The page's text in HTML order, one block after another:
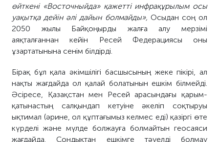
өйткені «Восточныйда» қажетті инфрақұрылым осы
уақытқа дейін әлі дайын болмайды», Осыдан соң ол
2050 жылы Байқоңырды жалға алу мерзімі
аяқталғаннан кейін Ресей Федерациясы оны
ұзартатынына сенім білдірді.
Бірақ бұл қала әкімшілігі басшысының жеке пікірі, ал
нақты жағдайда ол қалай болатынын ешкім білмейді.
Әсіресе, Қазақстан мен Ресей арасындағы қарым-
қатынастың салқындап кетуіне әкеліп соқтыруы
ықтимал (әрине, ол құптағымыз келмес еді) қазіргі өте
күрделі және мүлде болжауға болмайтын геосаяси
жағдайда. Сондықтан ешкімге тәуелді болмау